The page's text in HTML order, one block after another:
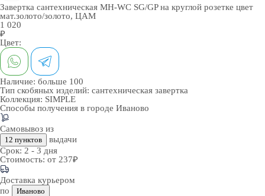
Завертка сантехническая MH-WC SG/GP на круглой розетке цвет
мат.золото/золото, ЦАМ
1 020
₽
Цвет:
Наличие: больше 100
Тип скобяных изделий: сантехническая завертка
Коллекция: SIMPLE
Способы получения в городе Иваново
Самовывоз из
12 пунктов
выдачи
Срок: 2 - 3 дня
Стоимость: от 237₽
Доставка курьером
по
Иваново